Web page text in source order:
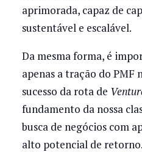
aprimorada, capaz de
sustentável e escalável.
Da mesma forma, é
apenas a tração do PMF
sucesso da rota de
fundamento da nossa
busca de negócios com
alto potencial de